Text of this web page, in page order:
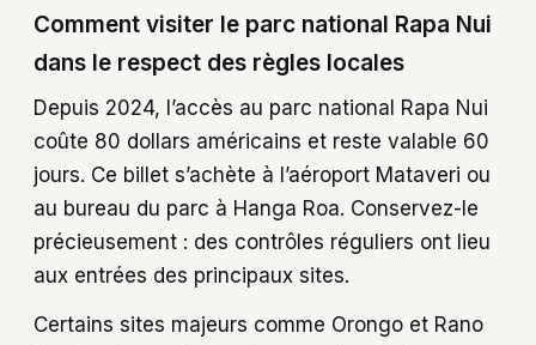
Comment visiter le parc national Rapa Nui
dans le respect des règles locales
Depuis 2024, l’accès au parc national Rapa Nui
coûte 80 dollars américains et reste valable 60
jours. Ce billet s’achète à l’aéroport Mataveri ou
au bureau du parc à Hanga Roa. Conservez-le
précieusement : des contrôles réguliers ont lieu
aux entrées des principaux sites.
Certains sites majeurs comme Orongo et Rano